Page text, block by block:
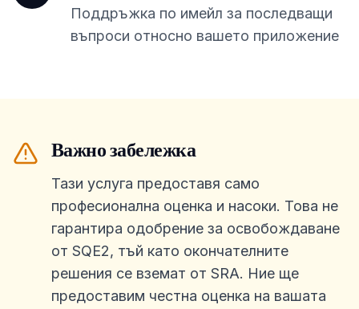
Поддръжка по имейл за последващи
въпроси относно вашето приложение
Важно забележка
Тази услуга предоставя само
професионална оценка и насоки. Това не
гарантира одобрение за освобождаване
от SQE2, тъй като окончателните
решения се вземат от SRA. Ние ще
предоставим честна оценка на вашата